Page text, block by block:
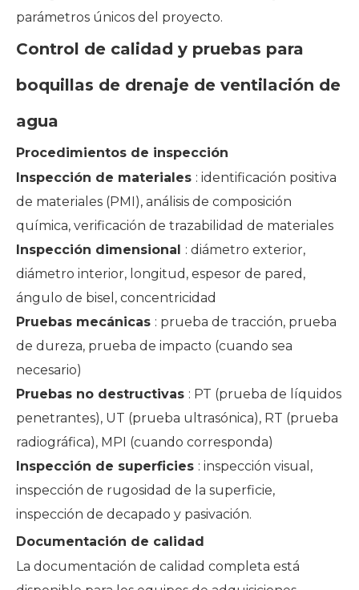
parámetros únicos del proyecto.
Control de calidad y pruebas para
boquillas de drenaje de ventilación de
agua
Procedimientos de inspección
Inspección de materiales : identificación positiva
de materiales (PMI), análisis de composición
química, verificación de trazabilidad de materiales
Inspección dimensional : diámetro exterior,
diámetro interior, longitud, espesor de pared,
ángulo de bisel, concentricidad
Pruebas mecánicas : prueba de tracción, prueba
de dureza, prueba de impacto (cuando sea
necesario)
Pruebas no destructivas : PT (prueba de líquidos
penetrantes), UT (prueba ultrasónica), RT (prueba
radiográfica), MPI (cuando corresponda)
Inspección de superficies : inspección visual,
inspección de rugosidad de la superficie,
inspección de decapado y pasivación.
Documentación de calidad
La documentación de calidad completa está